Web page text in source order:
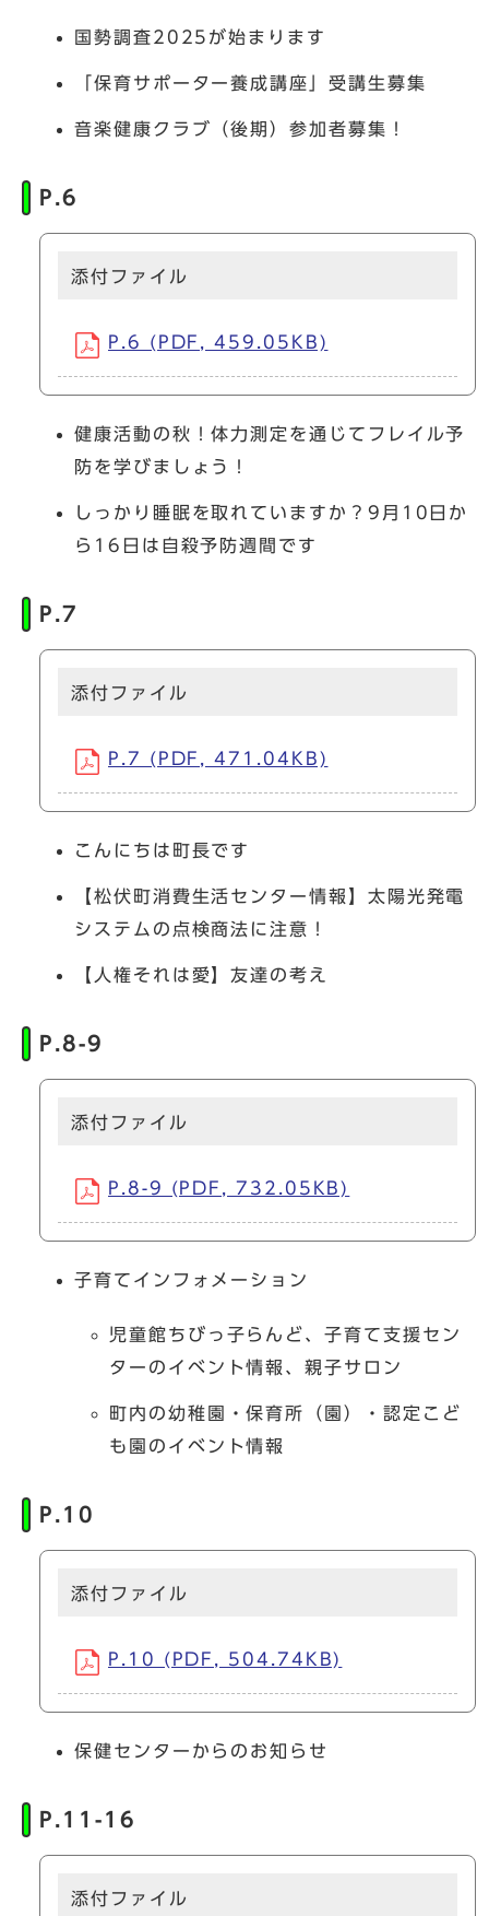
国勢調査2025が始まります
「保育サポーター養成講座」受講生募集
音楽健康クラブ（後期）参加者募集！
P.6
添付ファイル
P.6 (PDF, 459.05KB)
健康活動の秋！体力測定を通じてフレイル予
防を学びましょう！
しっかり睡眠を取れていますか？9月10日か
ら16日は自殺予防週間です
P.7
添付ファイル
P.7 (PDF, 471.04KB)
こんにちは町長です
【松伏町消費生活センター情報】太陽光発電
システムの点検商法に注意！
【人権それは愛】友達の考え
P.8-9
添付ファイル
P.8-9 (PDF, 732.05KB)
子育てインフォメーション
児童館ちびっ子らんど、子育て支援セン
ターのイベント情報、親子サロン
町内の幼稚園・保育所（園）・認定こど
も園のイベント情報
P.10
添付ファイル
P.10 (PDF, 504.74KB)
保健センターからのお知らせ
P.11-16
添付ファイル